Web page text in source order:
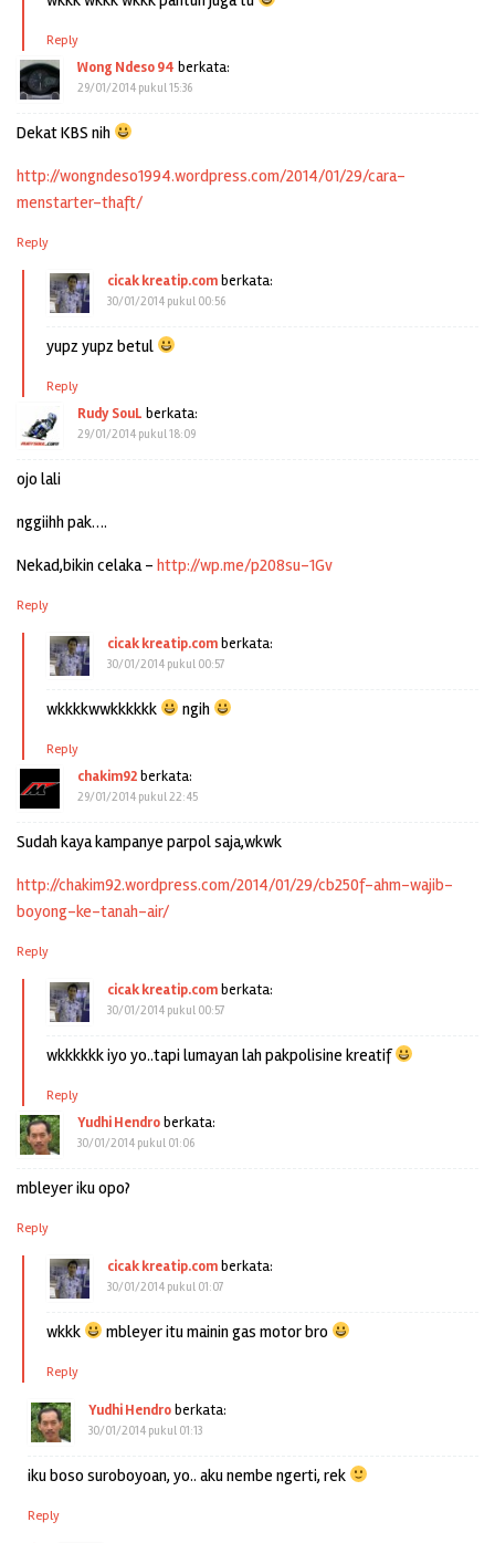
Reply
Wong Ndeso 94 berkata:
29/01/2014 pukul 15:36
Dekat KBS nih
http://wongndeso1994.wordpress.com/2014/01/29/cara-
menstarter-thaft/
Reply
cicak kreatip.comberkata:
30/01/2014 pukul 00:56
yupz yupz betul
Reply
Rudy SouL berkata:
29/01/2014 pukul 18:09
ojo lali
nggiihh pak….
Nekad,bikin celaka – http://wp.me/p208su-1Gv
Reply
cicak kreatip.comberkata:
30/01/2014 pukul 00:57
wkkkkwwkkkkkk ngih
Reply
chakim92berkata:
29/01/2014 pukul 22:45
Sudah kaya kampanye parpol saja,wkwk
http://chakim92.wordpress.com/2014/01/29/cb250f-ahm-wajib-
boyong-ke-tanah-air/
Reply
cicak kreatip.comberkata:
30/01/2014 pukul 00:57
wkkkkkk iyo yo..tapi lumayan lah pakpolisine kreatif
Reply
Yudhi Hendroberkata:
30/01/2014 pukul 01:06
mbleyer iku opo?
Reply
cicak kreatip.comberkata:
30/01/2014 pukul 01:07
wkkk mbleyer itu mainin gas motor bro
Reply
Yudhi Hendroberkata:
30/01/2014 pukul 01:13
iku boso suroboyoan, yo.. aku nembe ngerti, rek
Reply